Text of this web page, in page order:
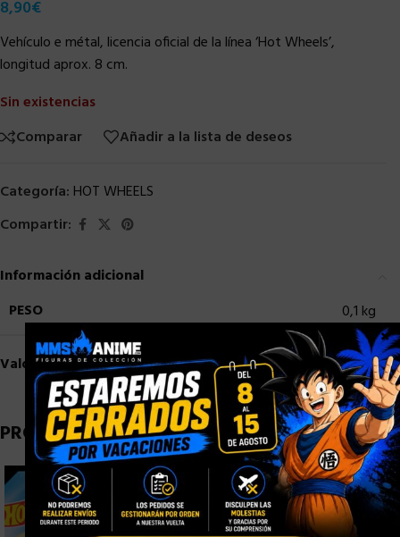
8,90€
Vehículo e métal, licencia oficial de la línea ‘Hot Wheels’,
longitud aprox. 8 cm.
Sin existencias
Comparar
Añadir a la lista de deseos
Categoría: HOT WHEELS
Compartir:
Información adicional
PESO
0,1 kg
Valoraciones (0)
PRODUCTOS RELACIONADOS
×